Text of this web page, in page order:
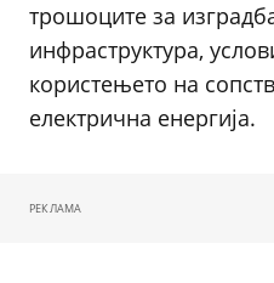
трошоците за
инфраструктура,
користењето на
електрична енергија.
РЕКЛАМА